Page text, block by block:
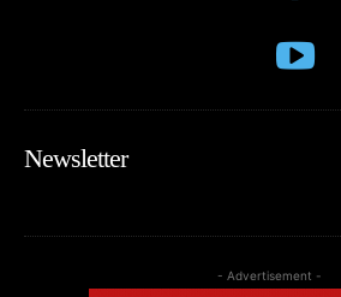
Newsletter
- Advertisement -